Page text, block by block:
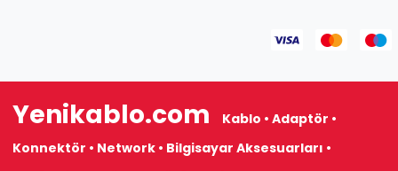
Yenikablo.com
Kablo • Adaptör •
Konnektör • Network • Bilgisayar Aksesuarları •